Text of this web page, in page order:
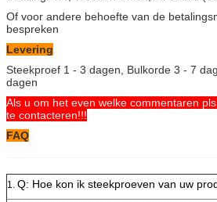
Of voor andere behoefte van de
bespreken
Levering
Steekproef 1 - 3 dagen, Bulkorde 3 - 7
dagen
Als u om het even welke commentaren
te contacteren!!!
FAQ
1. Q: Hoe kon ik steekproeven van uw